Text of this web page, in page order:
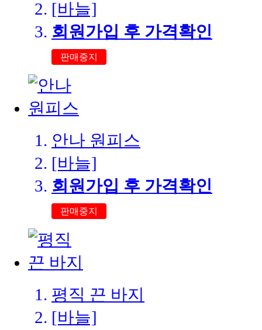
[바늘]
회원가입 후 가격확인
판매중지
안나 원피스
[바늘]
회원가입 후 가격확인
판매중지
평직 끈 바지
[바늘]